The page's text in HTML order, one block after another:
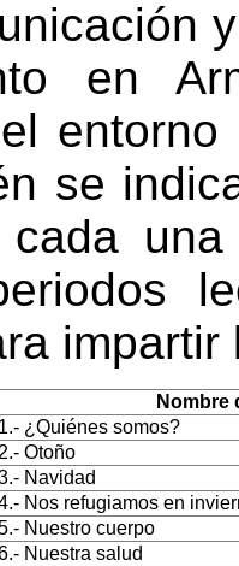
en
se
cada
Nombre
1.- ¿Quiénes somos?
2.- Otoño
Navidad
Nos refugiamos en
Nuestro cuerpo
Nuestra salud